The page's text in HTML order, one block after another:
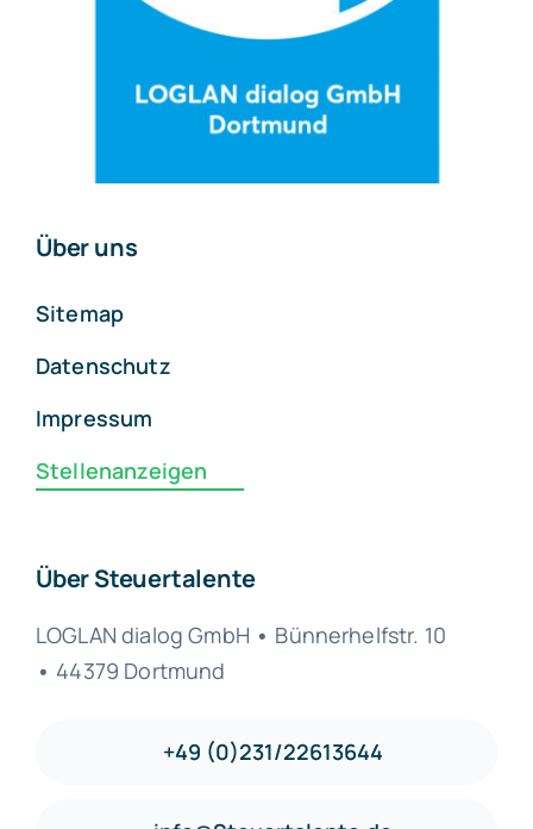
Über uns
Sitemap
Datenschutz
Impressum
Stellenanzeigen
Über Steuertalente
LOGLAN dialog GmbH • Bünnerhelfstr. 10
• 44379 Dortmund
+49 (0)231/22613644